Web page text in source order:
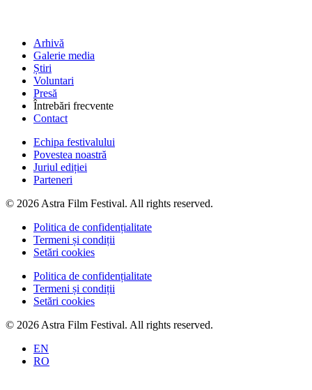
Arhivă
Galerie media
Știri
Voluntari
Presă
Întrebări frecvente
Contact
Echipa festivalului
Povestea noastră
Juriul ediției
Parteneri
© 2026 Astra Film Festival. All rights reserved.
Politica de confidențialitate
Termeni și condiții
Setări cookies
Politica de confidențialitate
Termeni și condiții
Setări cookies
© 2026 Astra Film Festival. All rights reserved.
EN
RO